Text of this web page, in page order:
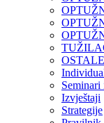
Izvještaji
Strategije